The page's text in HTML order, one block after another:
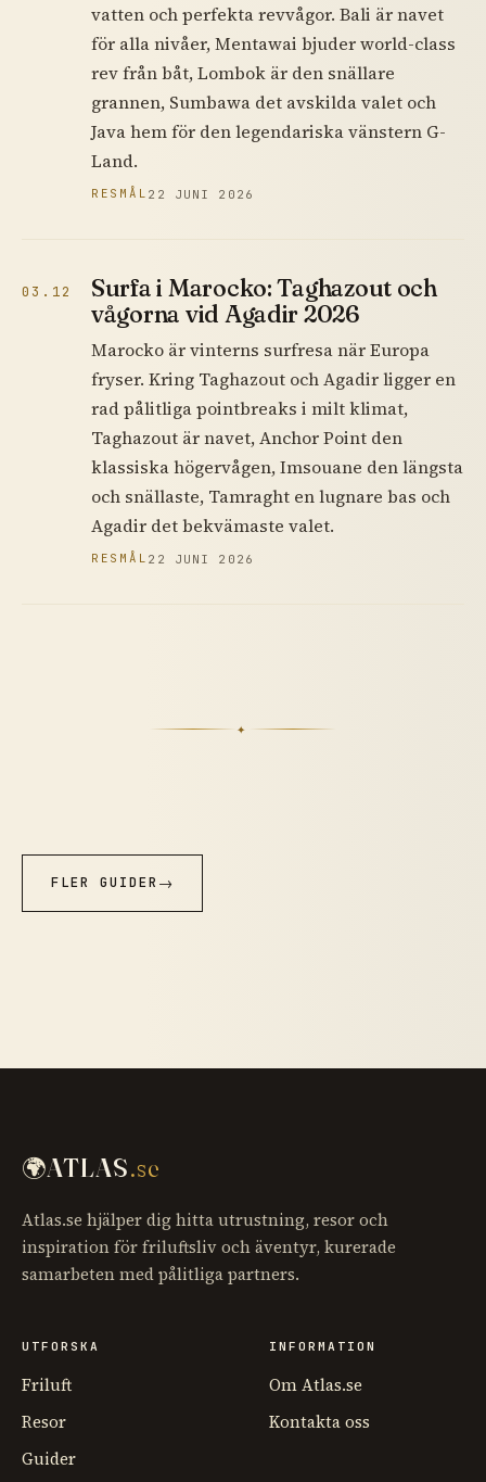
vatten och perfekta revvågor. Bali är navet
för alla nivåer, Mentawai bjuder world-class
rev från båt, Lombok är den snällare
grannen, Sumbawa det avskilda valet och
Java hem för den legendariska vänstern G-
Land.
RESMÅL 22 JUNI 2026
03.12
Surfa i Marocko: Taghazout och
vågorna vid Agadir 2026
Marocko är vinterns surfresa när Europa
fryser. Kring Taghazout och Agadir ligger en
rad pålitliga pointbreaks i milt klimat,
Taghazout är navet, Anchor Point den
klassiska högervågen, Imsouane den längsta
och snällaste, Tamraght en lugnare bas och
Agadir det bekvämaste valet.
RESMÅL 22 JUNI 2026
✦
FLER GUIDER
🌍ATLAS.se
Atlas.se hjälper dig hitta utrustning, resor och
inspiration för friluftsliv och äventyr, kurerade
samarbeten med pålitliga partners.
UTFORSKA
Friluft
Resor
Guider
INFORMATION
Om Atlas.se
Kontakta oss